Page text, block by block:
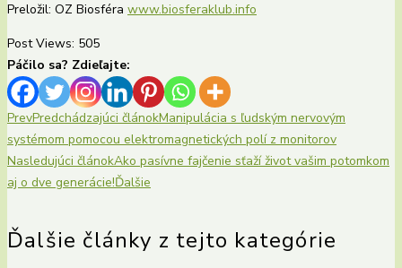
Preložil: OZ Biosféra www.biosferaklub.info
Post Views: 505
Páčilo sa? Zdieľajte:
PrevPredchádzajúci článokManipulácia s ľudským nervovým
systémom pomocou elektromagnetických polí z monitorov
Nasledujúci článokAko pasívne fajčenie sťaží život vašim potomkom
aj o dve generácie!Ďalšie
Ďalšie články z tejto kategórie